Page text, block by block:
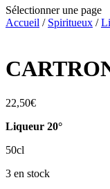
Sélectionner une page
Accueil / Spiritueux /
22,50€
Liqueur 20°
50cl
3 en stock